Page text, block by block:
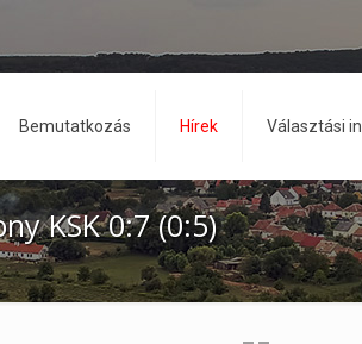
Bemutatkozás Hírek Választási
KSK 0:7 (0:5)